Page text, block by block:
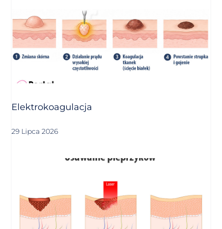
Elektrokoagulacja
29 Lipca 2026